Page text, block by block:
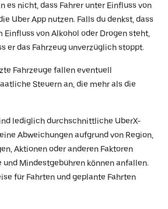
es nicht, dass Fahrer unter Einfluss von
Uber App nutzen. Falls du denkst, dass
Einfluss von Alkohol oder Drogen steht,
er das Fahrzeug unverzüglich stoppt.
Fahrzeuge fallen eventuell
Steuern an, die mehr als die
lediglich durchschnittliche UberX-
Abweichungen aufgrund von Region,
Aktionen oder anderen Faktoren
und Mindestgebühren können anfallen.
für Fahrten und geplante Fahrten